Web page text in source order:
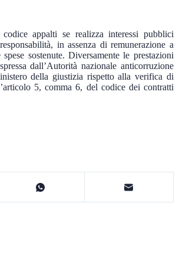
appalti se realizza interessi pubblici
in assenza di remunerazione a
sostenute. Diversamente le prestazioni
dall’Autorità nazionale anticorruzione
della giustizia rispetto alla verifica di
5, comma 6, del codice dei contratti